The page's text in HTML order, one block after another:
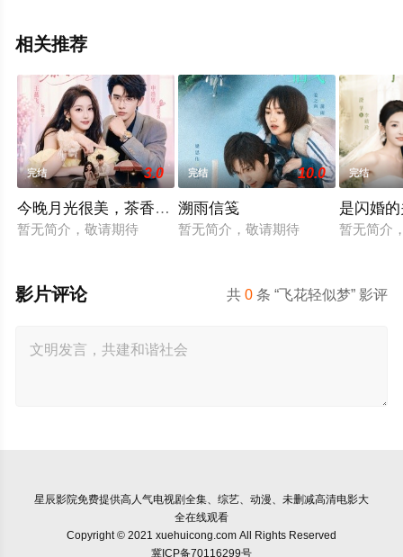
相关推荐
完结 3.0
今晚月光很美，茶香四溢
暂无简介，敬请期待
完结 10.0
溯雨信笺
暂无简介，敬请期待
完结
是闪婚
暂无简介
共0 条 “飞花轻似梦” 影评
影片评论
星辰影院免费提供高人气电视剧全集、综艺、动漫、未删减高清电影大
全在线观看
Copyright © 2021 xuehuicong.com All Rights Reserved
冀ICP备70116299号